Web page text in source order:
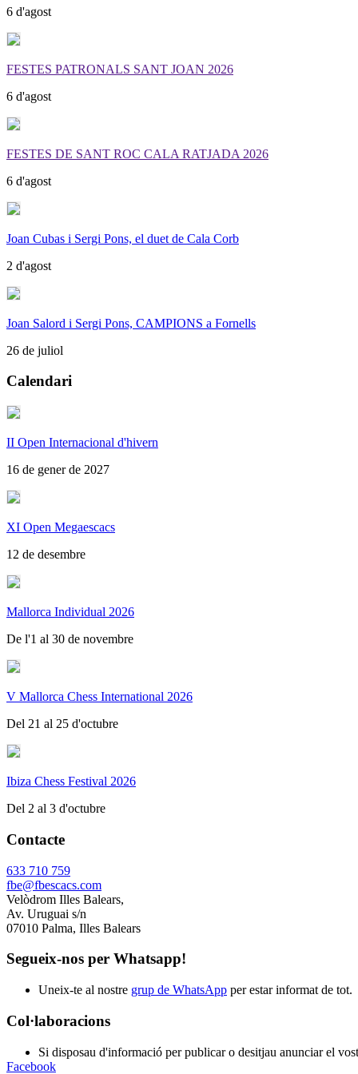
6 d'agost
FESTES PATRONALS SANT JOAN 2026
6 d'agost
FESTES DE SANT ROC CALA RATJADA 2026
6 d'agost
Joan Cubas i Sergi Pons, el duet de Cala Corb
2 d'agost
Joan Salord i Sergi Pons, CAMPIONS a Fornells
26 de juliol
Calendari
II Open Internacional d'hivern
16 de gener de 2027
XI Open Megaescacs
12 de desembre
Mallorca Individual 2026
De l'1 al 30 de novembre
V Mallorca Chess International 2026
Del 21 al 25 d'octubre
Ibiza Chess Festival 2026
Del 2 al 3 d'octubre
Contacte
633 710 759
fbe@fbescacs.com
Velòdrom Illes Balears,
Av. Uruguai s/n
07010 Palma, Illes Balears
Segueix-nos per Whatsapp!
Uneix-te al nostre grup de WhatsApp per estar informat de tot.
Col·laboracions
Si disposau d'informació per publicar o desitjau anunciar el
Facebook